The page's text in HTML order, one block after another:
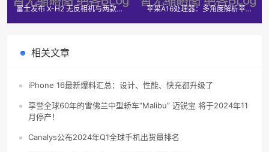
富士发布 X-H2 无反相机与两款镜
苹果A16处理器：多角度解析苹果
相关文章
iPhone 16最新爆料汇总：设计、性能、快充都升级了
享誉全球60年的雪佛兰中型轿车“Malibu” 迈锐宝 将于2024年11
月停产！
Canalys公布2024年Q1全球手机出货量排名